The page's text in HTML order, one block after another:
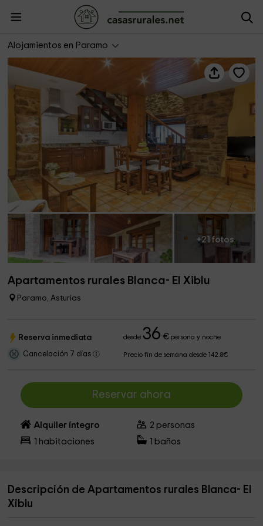
Alojamientos en Paramo
Apartamentos rurales Blanca- El Xiblu
+21 fotos
Apartamentos rurales Blanca- El Xiblu
Paramo, Asturias
Reserva inmediata desde36 €persona y noche
Cancelación 7 días Precio fin de semana desde 142.8€
Reservar ahora
Alquiler íntegro 2 personas
habitaciones baños
Descripción de Apartamentos rurales Blanca- El
Xiblu